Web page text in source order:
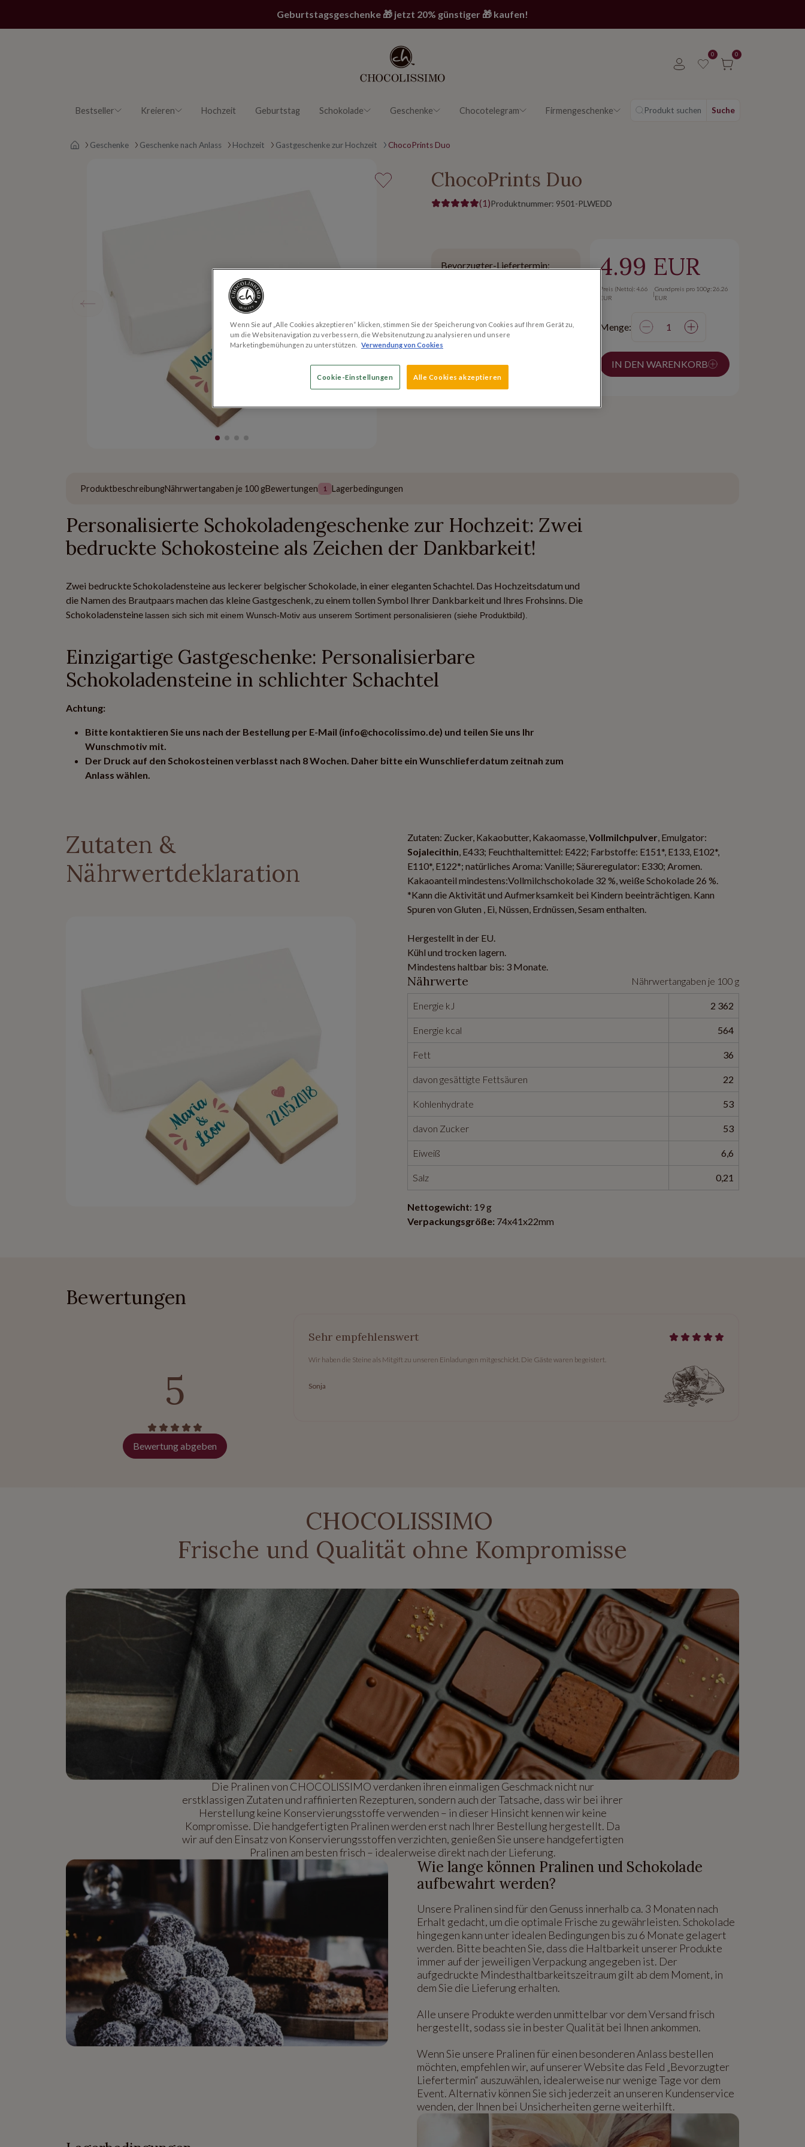
Geburtstagsgeschenke 🎁 jetzt 20% günstiger 🎁 kaufen!
0 0
Kreieren Hochzeit Geburtstag Schokolade Geschenke Chocotelegram Firmengeschenke
Bestseller Produkt suchen Suche
Main page
Geschenke Geschenke nach Anlass Hochzeit Gastgeschenke zur Hochzeit ChocoPrints Duo
ChocoPrints Duo
(1)Produktnummer: 9501-PLWEDD
Bevorzugter-Liefertermin:
Versand innerhalb von 24h
60 EUR
4.99 EUR
Preis (Netto): 4.66
EUR
|
Grundpreis pro 100g: 26.26
EUR
Menge:
IN DEN WARENKORB
ProduktbeschreibungNährwertangaben je 100 gBewertungen 1 Lagerbedingungen
Personalisierte Schokoladengeschenke zur Hochzeit: Zwei
bedruckte Schokosteine als Zeichen der Dankbarkeit!
Zwei bedruckte Schokoladensteine aus leckerer belgischer Schokolade, in einer eleganten Schachtel. Das Hochzeitsdatum und
die Namen des Brautpaars machen das kleine Gastgeschenk, zu einem tollen Symbol Ihrer Dankbarkeit und Ihres Frohsinns. Die
Schokoladensteine lassen sich sich mit einem Wunsch-Motiv aus unserem Sortiment personalisieren (siehe Produktbild).
Einzigartige Gastgeschenke: Personalisierbare
Schokoladensteine in schlichter Schachtel
Achtung:
Bitte kontaktieren Sie uns nach der Bestellung per E-Mail (info@chocolissimo.de) und teilen Sie uns Ihr
Wunschmotiv mit.
Der Druck auf den Schokosteinen verblasst nach 8 Wochen. Daher bitte ein Wunschlieferdatum zeitnah zum
Anlass wählen.
Zutaten &
Nährwertdeklaration
Zutaten: Zucker, Kakaobutter, Kakaomasse,Vollmilchpulver, Emulgator:
Sojalecithin, E433; Feuchthaltemittel: E422; Farbstoffe: E151*, E133, E102*,
E110*, E122*; natürliches Aroma: Vanille; Säureregulator: E330; Aromen.
Kakaoanteil mindestens:Vollmilchschokolade 32 %, weiße Schokolade 26 %.
*Kann die Aktivität und Aufmerksamkeit bei Kindern beeinträchtigen. Kann
Spuren von Gluten , Ei, Nüssen, Erdnüssen, Sesam enthalten.
Hergestellt in der EU.
Kühl und trocken lagern.
Mindestens haltbar bis: 3 Monate.
Nährwerte Nährwertangaben je 100 g
Energie kJ 2 362
Energie kcal 564
Fett 36
davon gesättigte Fettsäuren 22
Kohlenhydrate 53
davon Zucker 53
Eiweiß 6,6
Salz 0,21
Nettogewicht: 19 g
Verpackungsgröße: 74x41x22mm
Bewertungen
5
Bewertung abgeben
Sehr empfehlenswert
Wir haben die Steine als Mitgift zu unseren Einladungen mitgeschickt. Die Gäste waren begeistert.
Sonja
CHOCOLISSIMO
Frische und Qualität ohne Kompromisse
Die Pralinen von CHOCOLISSIMO verdanken ihren einmaligen Geschmack nicht nur
erstklassigen Zutaten und raffinierten Rezepturen, sondern auch der Tatsache, dass wir bei ihrer
Herstellung keine Konservierungsstoffe verwenden – in dieser Hinsicht kennen wir keine
Kompromisse. Die handgefertigten Pralinen werden erst nach Ihrer Bestellung hergestellt. Da
wir auf den Einsatz von Konservierungsstoffen verzichten, genießen Sie unsere handgefertigten
Pralinen am besten frisch – idealerweise direkt nach der Lieferung.
Wie lange können Pralinen und Schokolade
aufbewahrt werden?
Unsere Pralinen sind für den Genuss innerhalb ca. 3 Monaten nach
Erhalt gedacht, um die optimale Frische zu gewährleisten. Schokolade
hingegen kann unter idealen Bedingungen bis zu 6 Monate gelagert
werden. Bitte beachten Sie, dass die Haltbarkeit unserer Produkte
immer auf der jeweiligen Verpackung angegeben ist. Der
aufgedruckte Mindesthaltbarkeitszeitraum gilt ab dem Moment, in
dem Sie die Lieferung erhalten.
Alle unsere Produkte werden unmittelbar vor dem Versand frisch
hergestellt, sodass sie in bester Qualität bei Ihnen ankommen.
Wenn Sie unsere Pralinen für einen besonderen Anlass bestellen
möchten, empfehlen wir, auf unserer Website das Feld „Bevorzugter
Liefertermin“ auszuwählen, idealerweise nur wenige Tage vor dem
Event. Alternativ können Sie sich jederzeit an unseren Kundenservice
wenden, der Ihnen bei Unsicherheiten gerne weiterhilft.
Wenn Sie auf „Alle Cookies akzeptieren“ klicken, stimmen Sie der Speicherung von Cookies auf Ihrem Gerät zu,
um die Websitenavigation zu verbessern, die Websitenutzung zu analysieren und unsere
Marketingbemühungen zu unterstützen.
Verwendung von Cookies
Cookie-Einstellungen Alle Cookies akzeptieren